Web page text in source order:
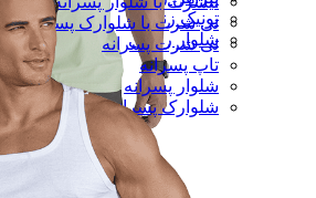
تونیک زنانه
شلوار راحتی
تی شرت با شلوارک پسرانه
تی شرت پسرانه
تاپ پسرانه
شلوار پسرانه
شلوارک پسرانه